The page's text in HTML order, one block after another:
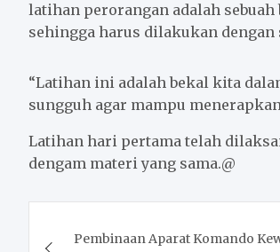
latihan perorangan adalah
sehingga harus dilakukan
“Latihan ini adalah bekal kita
sungguh agar mampu
Latihan hari pertama telah
dengam materi yang sama.@
Pembinaan Aparat Komando